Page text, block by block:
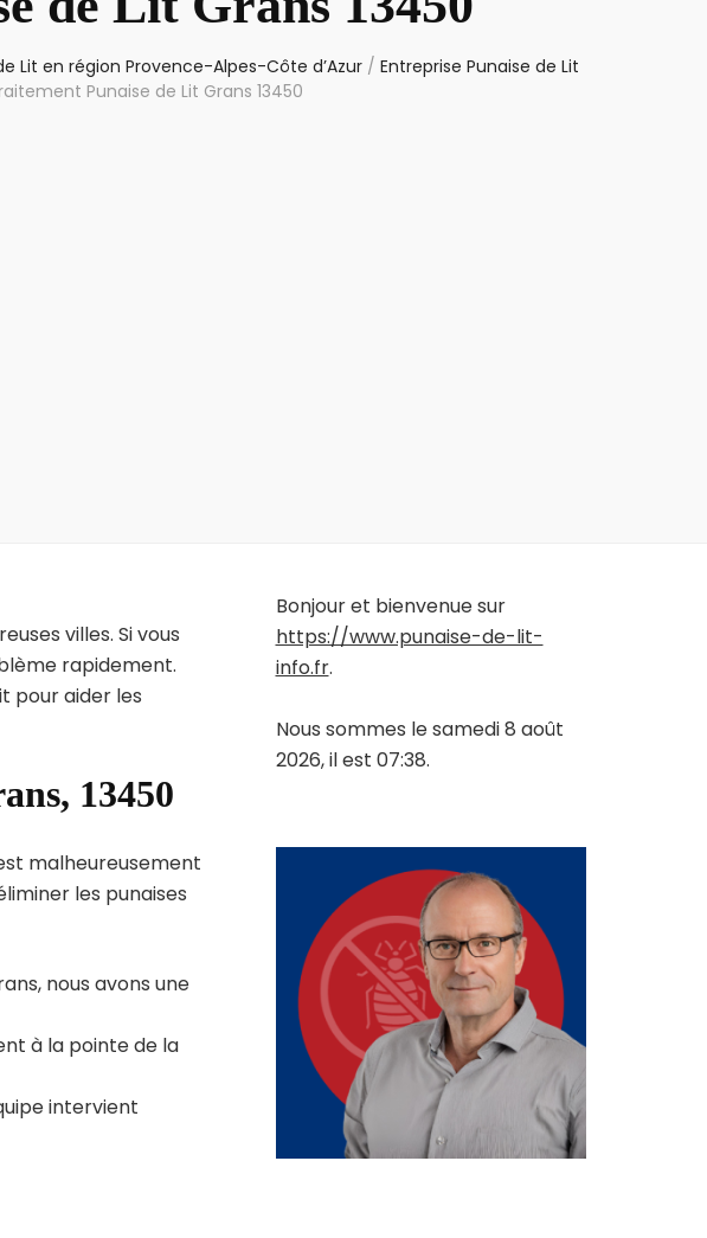
Lit en région Provence-Alpes-Côte d’Azur / Entreprise Punaise de Lit
Punaise de Lit Grans 13450
villes. Si vous
rapidement.
pour aider les
13450
malheureusement
les punaises
nous avons une
à la pointe de la
intervient
Bonjour et bienvenue sur
https://www.punaise-de-lit-
info.fr.
Nous sommes le samedi 8 août
2026, il est 07:38.